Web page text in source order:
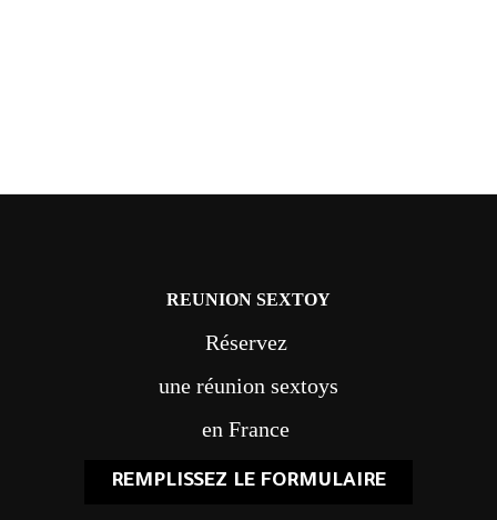
REUNION SEXTOY
Réservez
une réunion sextoys
en France
REMPLISSEZ LE FORMULAIRE